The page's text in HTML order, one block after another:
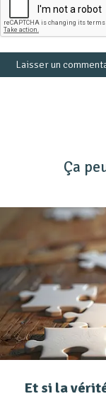
Ça
Et si la